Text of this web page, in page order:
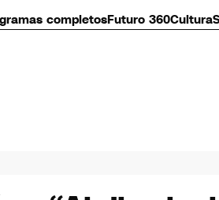
completosFuturo 360Cultura